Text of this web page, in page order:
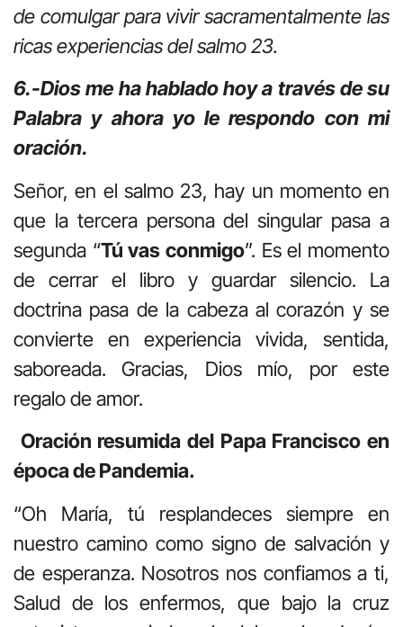
de comulgar para vivir sacramentalmente las
ricas experiencias del salmo 23.
6.-Dios me ha hablado hoy a través de su
Palabra y ahora yo le respondo con mi
oración.
Señor, en el salmo 23, hay un momento en
que la tercera persona del singular pasa a
segunda “Tú vas conmigo”. Es el momento
de cerrar el libro y guardar silencio. La
doctrina pasa de la cabeza al corazón y se
convierte en experiencia vivida, sentida,
saboreada. Gracias, Dios mío, por este
regalo de amor.
Oración resumida del Papa Francisco en
época de Pandemia.
“Oh María, tú resplandeces siempre en
nuestro camino como signo de salvación y
de esperanza. Nosotros nos confiamos a ti,
Salud de los enfermos, que bajo la cruz